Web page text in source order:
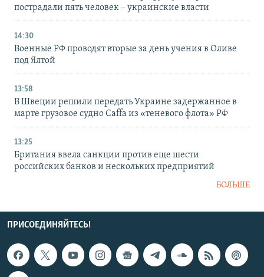
пострадали пять человек – украинские власти
14:30
Военные РФ проводят вторые за день учения в Оливе
под Ялтой
13:58
В Швеции решили передать Украине задержанное в
марте грузовое судно Caffa из «теневого флота» РФ
13:25
Британия ввела санкции против еще шести
российских банков и нескольких предприятий
БОЛЬШЕ
ПРИСОЕДИНЯЙТЕСЬ!